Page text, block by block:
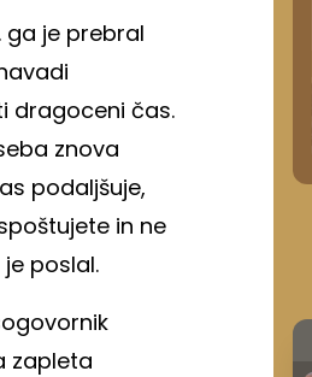
ga je prebral
dragoceni čas.
znova
podaljšuje,
in ne
poslal.
zapleta